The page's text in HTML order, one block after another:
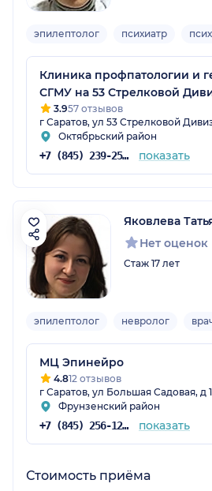
эпилептолог психиатр
Клиника профпатологии и
СГМУ на 53 Стрелковой
3.957 отзывов
г Саратов, ул 53 Стрелковой
Октябрьский район
+7 (845) 239-25-48 показать
Яковлева
Нет оценок
Стаж 17 лет
эпилептолог невролог
МЦ Эпинейро
4.812 отзывов
г Саратов, ул Большая Садовая, д
Фрунзенский район
+7 (845) 256-12-33 показать
Стоимость приёма